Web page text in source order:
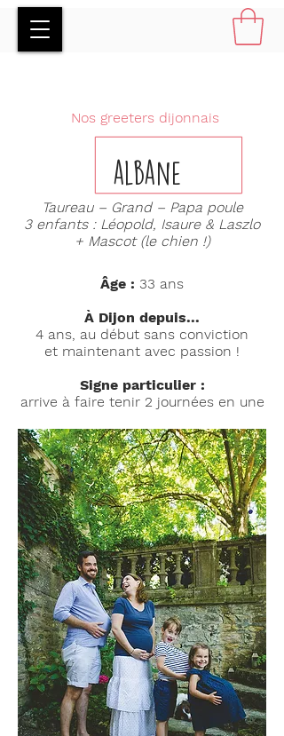
Nos greeters dijonnais
albane
Taureau – Grand – Papa poule
3 enfants : Léopold, Isaure & Laszlo
+ Mascot (le chien !)
Âge : 33 ans
À Dijon depuis...
4 ans, au début sans conviction
et maintenant avec passion !
Signe particulier :
arrive à faire tenir 2 journées en une